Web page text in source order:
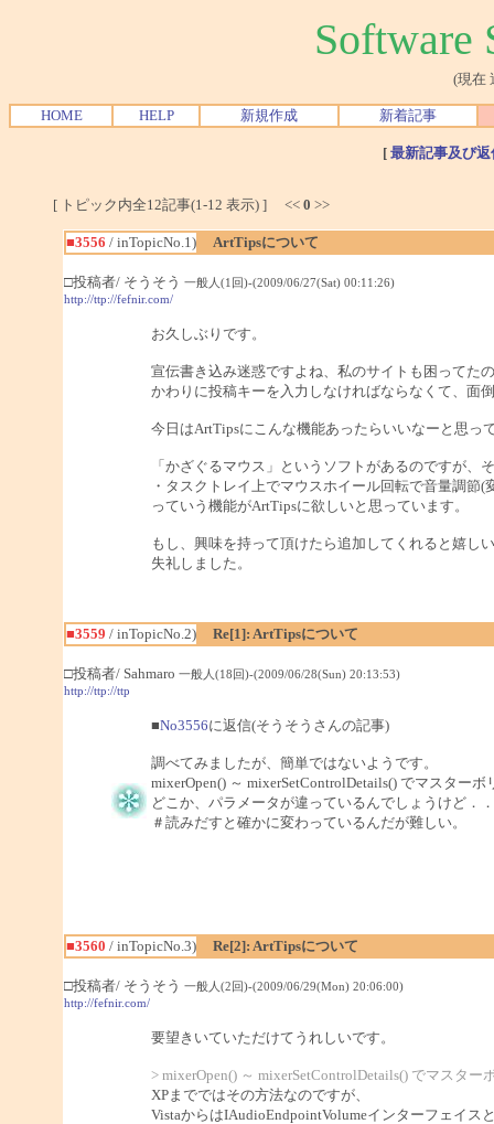
Software
(現在
HOME HELP 新規作成 新着記事
[ 最新記事及び
[ トピック内全12記事(1-12 表示) ] << 0 >>
■3556 / inTopicNo.1) ArtTipsについて
□投稿者/ そうそう 一般人(1回)-(2009/06/27(Sat) 00:11:26)
http://ttp://fefnir.com/
お久しぶりです。
宣伝書き込み迷惑ですよね、私のサイトも困ってた
かわりに投稿キーを入力しなければならなくて、面
今日はArtTipsにこんな機能あったらいいなーと思っ
「かざぐるマウス」というソフトがあるのですが、
・タスクトレイ上でマウスホイール回転で音量調節
っていう機能がArtTipsに欲しいと思っています。
もし、興味を持って頂けたら追加してくれると嬉し
失礼しました。
■3559 / inTopicNo.2) Re[1]: ArtTipsについて
□投稿者/ Sahmaro 一般人(18回)-(2009/06/28(Sun) 20:13:53)
http://ttp://ttp
■No3556に返信(そうそうさんの記事)
調べてみましたが、簡単ではないようです。
mixerOpen() ～ mixerSetControlDetails() でマスター
どこか、パラメータが違っているんでしょうけど．
＃読みだすと確かに変わっているんだが難しい。
■3560 / inTopicNo.3) Re[2]: ArtTipsについて
□投稿者/ そうそう 一般人(2回)-(2009/06/29(Mon) 20:06:00)
http://fefnir.com/
要望きいていただけてうれしいです。
> mixerOpen() ～ mixerSetControlDetails() でマスタ
XPまでではその方法なのですが、
VistaからはIAudioEndpointVolumeインターフェイス